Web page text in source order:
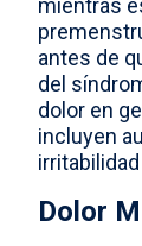
mientras
antes de
del
dolor en
incluyen
Dolor